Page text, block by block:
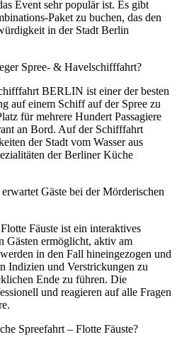
Event sehr populär ist. Es gibt
Paket zu buchen, das den
in der Stadt Berlin
Spree- & Havelschifffahrt?
BERLIN ist einer der besten
auf einem Schiff auf der Spree zu
für mehrere Hundert Passagiere
an Bord. Auf der Schifffahrt
der Stadt vom Wasser aus
der Berliner Küche
Gäste bei der Mörderischen
Fäuste ist ein interaktives
Gästen ermöglicht, aktiv am
in den Fall hineingezogen und
Indizien und Verstrickungen zu
Ende zu führen. Die
und reagieren auf alle Fragen
Spreefahrt – Flotte Fäuste?